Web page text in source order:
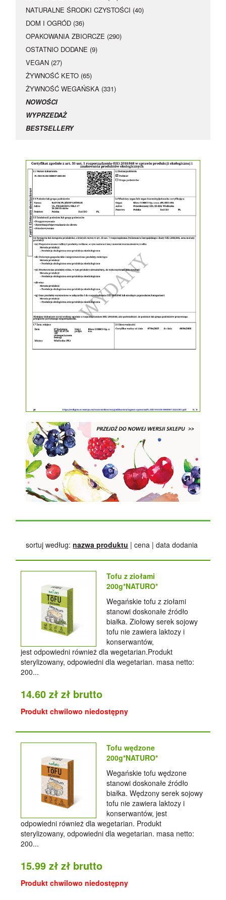
NATURALNE ŚRODKI CZYSTOŚCI (40)
DOM I OGRÓD (36)
OPAKOWANIA ZBIORCZE (290)
OSTATNIO DODANE (9)
VEGAN (27)
ŻYWNOŚĆ KETO (65)
ŻYWNOŚĆ WEGAŃSKA (331)
NOWOŚCI
WYPRZEDAŻ
BESTSELLERY
sortuj według:nazwa produktu |cena |data dodania
Tofu z ziołami
200g*NATURO*
Wegańskie tofu z ziołami
stanowi doskonałe źródło
białka. Ziołowy serek sojowy
tofu nie zawiera laktozy i
konserwantów,
jest odpowiedni również dla wegetarian.Produkt
sterylizowany, odpowiedni dla wegetarian. masa netto:
200...
14.60 zł zł brutto
Produkt chwilowo niedostępny
Tofu wędzone
200g*NATURO*
Wegańskie tofu wędzone
stanowi doskonałe źródło
białka. Wędzony serek sojowy
tofu nie zawiera laktozy i
konserwantów, jest
odpowiedni również dla wegetarian. Produkt
sterylizowany, odpowiedni dla wegetarian. masa netto:
200...
15.99 zł zł brutto
Produkt chwilowo niedostępny